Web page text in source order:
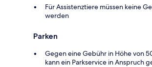
Für Assistenztiere müssen keine
werden
Parken
Gegen eine Gebühr in Höhe von
kann ein Parkservice in Anspruch